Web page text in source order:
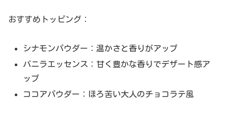
おすすめトッピング：
シナモンパウダー：温かさと香りがアップ
バニラエッセンス：甘く豊かな香りでデザート感ア
ップ
ココアパウダー：ほろ苦い大人のチョコラテ風